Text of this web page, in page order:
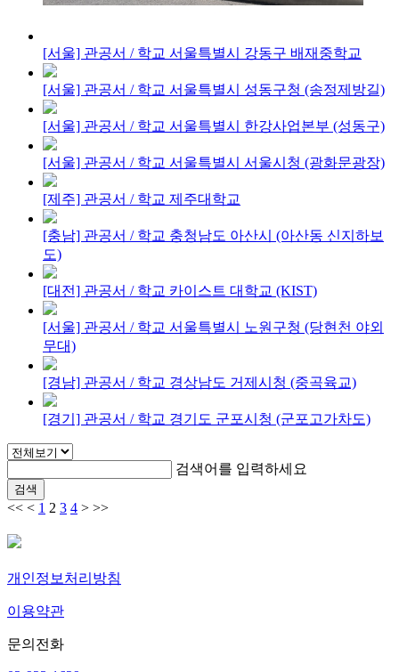
[서울] 관공서 / 학교 서울특별시 강동구 배재중학교
[서울] 관공서 / 학교 서울특별시 성동구청 (송정제방길)
[서울] 관공서 / 학교 서울특별시 한강사업본부 (성동구)
[서울] 관공서 / 학교 서울특별시 서울시청 (광화문광장)
[제주] 관공서 / 학교 제주대학교
[충남] 관공서 / 학교 충청남도 아산시 (아산동 신지하보
도)
[대전] 관공서 / 학교 카이스트 대학교 (KIST)
[서울] 관공서 / 학교 서울특별시 노원구청 (당현천 야외
무대)
[경남] 관공서 / 학교 경상남도 거제시청 (중곡육교)
[경기] 관공서 / 학교 경기도 군포시청 (군포고가차도)
검색어를 입력하세요
검색
<< < 1 2 3 4 > >>
개인정보처리방침
이용약관
문의전화